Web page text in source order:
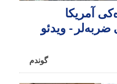
آمریکا
ضربه‌لر - ویدئو
گوندم